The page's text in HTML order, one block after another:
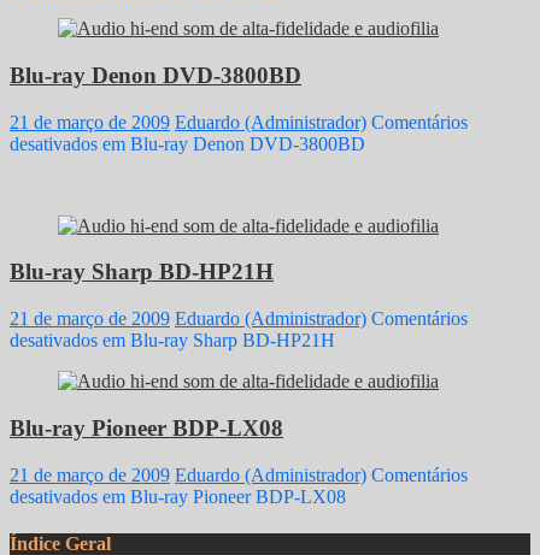
Blu-ray Denon DVD-3800BD
21 de março de 2009 Eduardo (Administrador) Comentários
desativados em Blu-ray Denon DVD-3800BD
Blu-ray Sharp BD-HP21H
21 de março de 2009 Eduardo (Administrador) Comentários
desativados em Blu-ray Sharp BD-HP21H
Blu-ray Pioneer BDP-LX08
21 de março de 2009 Eduardo (Administrador) Comentários
desativados em Blu-ray Pioneer BDP-LX08
Índice Geral